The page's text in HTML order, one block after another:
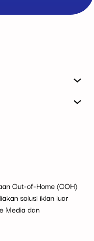
Out-of-Home (OOH)
solusi iklan luar
Media dan